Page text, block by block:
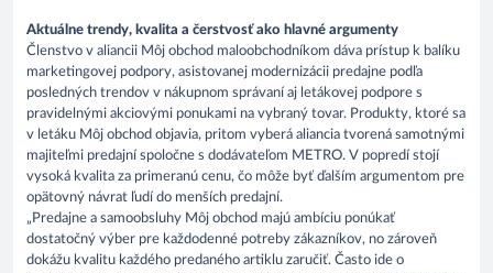
Aktuálne trendy, kvalita a čerstvosť ako hlavné argumenty
Členstvo v aliancii Môj obchod maloobchodníkom dáva prístup k balíku
marketingovej podpory, asistovanej modernizácii predajne podľa
posledných trendov v nákupnom správaní aj letákovej podpore s
pravidelnými akciovými ponukami na vybraný tovar. Produkty, ktoré sa
v letáku Môj obchod objavia, pritom vyberá aliancia tvorená samotnými
majiteľmi predajní spoločne s dodávateľom METRO. V popredí stojí
vysoká kvalita za primeranú cenu, čo môže byť ďalším argumentom pre
opätovný návrat ľudí do menších predajní.
„Predajne a samoobsluhy Môj obchod majú ambíciu ponúkať
dostatočný výber pre každodenné potreby zákazníkov, no zároveň
dokážu kvalitu každého predaného artiklu zaručiť. Často ide o